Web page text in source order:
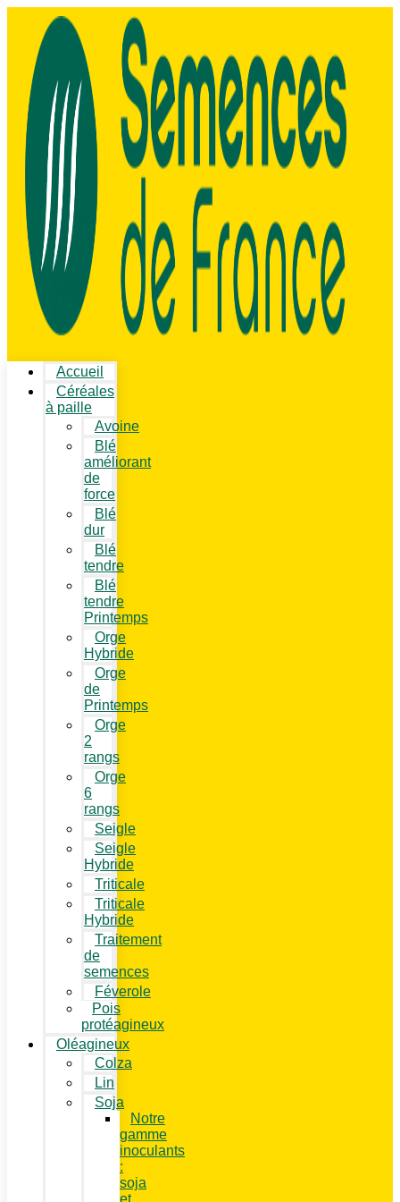
Accueil
Céréales
à paille
Avoine
Blé
améliorant
de
force
Blé
dur
Blé
tendre
Blé
tendre
Printemps
Orge
Hybride
Orge
de
Printemps
Orge
2
rangs
Orge
6
rangs
Seigle
Seigle
Hybride
Triticale
Triticale
Hybride
Traitement
de
semences
Féverole
Pois
protéagineux
Oléagineux
Colza
Lin
Soja
Notre
gamme
inoculants
:
soja
et